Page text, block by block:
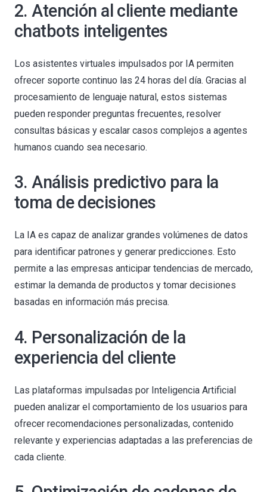
2. Atención al cliente mediante
chatbots inteligentes
Los asistentes virtuales impulsados por IA permiten
ofrecer soporte continuo las 24 horas del día. Gracias al
procesamiento de lenguaje natural, estos sistemas
pueden responder preguntas frecuentes, resolver
consultas básicas y escalar casos complejos a agentes
humanos cuando sea necesario.
3. Análisis predictivo para la
toma de decisiones
La IA es capaz de analizar grandes volúmenes de datos
para identificar patrones y generar predicciones. Esto
permite a las empresas anticipar tendencias de mercado,
estimar la demanda de productos y tomar decisiones
basadas en información más precisa.
4. Personalización de la
experiencia del cliente
Las plataformas impulsadas por Inteligencia Artificial
pueden analizar el comportamiento de los usuarios para
ofrecer recomendaciones personalizadas, contenido
relevante y experiencias adaptadas a las preferencias de
cada cliente.